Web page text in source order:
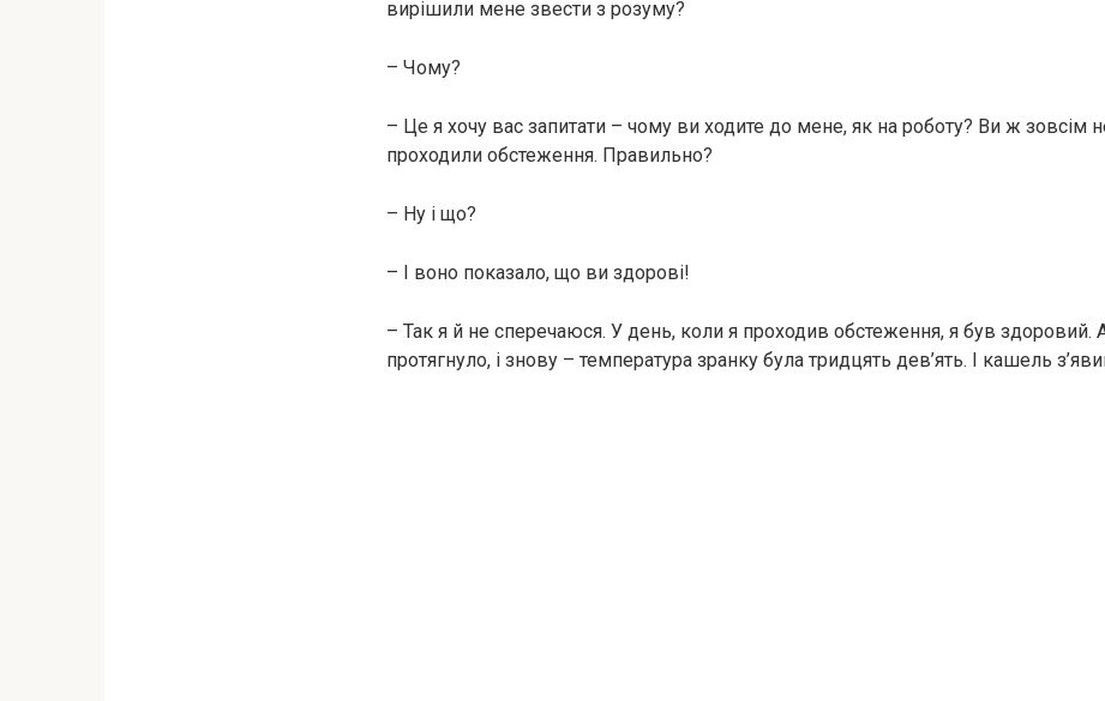
вирішили мене звести з розуму?
– Чому?
– Це я хочу вас запитати – чому ви ходите до мене, як на роботу? Ви ж зовсім
проходили обстеження. Правильно?
– Ну і що?
– І воно показало, що ви здорові!
– Так я й не сперечаюся. У день, коли я проходив обстеження, я був здоровий.
протягнуло, і знову – температура зранку була тридцять дев’ять. І кашель